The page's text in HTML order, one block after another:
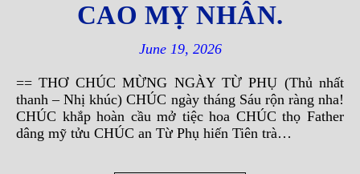
CAO MỴ NHÂN.
June 19, 2026
== THƠ CHÚC MỪNG NGÀY TỪ PHỤ (Thủ nhất
thanh – Nhị khúc) CHÚC ngày tháng Sáu rộn ràng nha!
CHÚC khắp hoàn cầu mở tiệc hoa CHÚC thọ Father
dâng mỹ tửu CHÚC an Từ Phụ hiến Tiên trà…